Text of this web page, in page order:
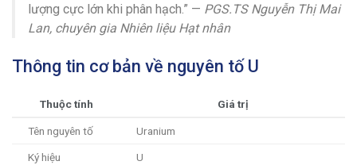
lượng cực lớn khi phân hạch.” — PGS.TS Nguyễn Thị Mai
Lan, chuyên gia Nhiên liệu Hạt nhân
Thông tin cơ bản về nguyên tố U
Thuộc tính Giá trị
Tên nguyên tố Uranium
Ký hiệu U